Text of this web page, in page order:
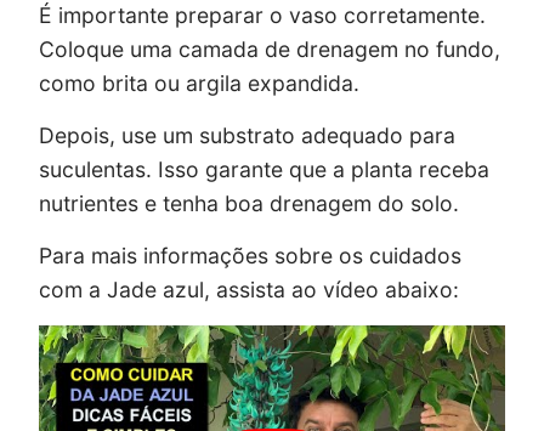
É importante preparar o vaso corretamente.
Coloque uma camada de drenagem no fundo,
como brita ou argila expandida.
Depois, use um substrato adequado para
suculentas. Isso garante que a planta receba
nutrientes e tenha boa drenagem do solo.
Para mais informações sobre os cuidados
com a Jade azul, assista ao vídeo abaixo: